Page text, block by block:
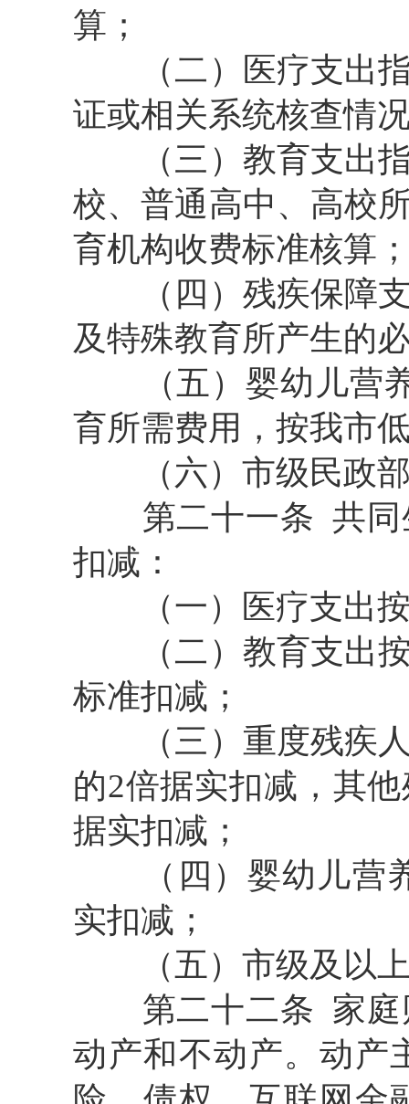
算；
（二）
医疗支出
证或相关系统核查情
（三） 教育支出
校、普通高中、高校
育机构收费标准核算
（四） 残疾保障
及特殊教育所产生的
（五）婴幼儿营
育所需费用，按我市
（六） 市级民政
第二十一条 共
扣减：
（一）
医疗支出
（二） 教育支出
标准扣减；
（三） 重度残疾
的2倍据实扣减，其
据实扣减；
（四） 婴幼儿营
实扣减；
（五） 市级及以
第二十二条 家
动产和不动产。动产